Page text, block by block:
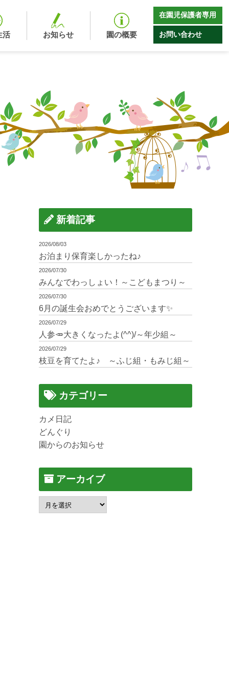
活 お知らせ 園の概要
在園児保護者専用
お問い合わせ
新着記事
2026/08/03
お泊まり保育楽しかったね♪
2026/07/30
みんなでわっしょい！～こどもまつり～
2026/07/30
6月の誕生会おめでとうございます✨
2026/07/29
人参🥕大きくなったよ(^^)/～年少組～
2026/07/29
枝豆を育てたよ♪ ～ふじ組・もみじ組～
カテゴリー
カメ日記
どんぐり
園からのお知らせ
アーカイブ